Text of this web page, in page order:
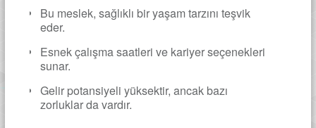
Bu meslek, sağlıklı bir yaşam tarzını teşvik
eder.
Esnek çalışma saatleri ve kariyer seçenekleri
sunar.
Gelir potansiyeli yüksektir, ancak bazı
zorluklar da vardır.